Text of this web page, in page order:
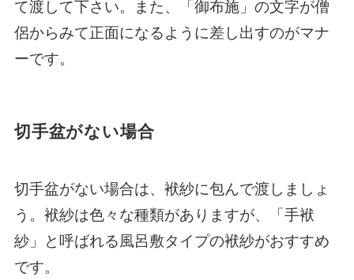
て渡して下さい。また、「御布施」の文字が僧
侶からみて正面になるように差し出すのがマナ
ーです。
切手盆がない場合
切手盆がない場合は、袱紗に包んで渡しましょ
う。袱紗は色々な種類がありますが、「手袱
紗」と呼ばれる風呂敷タイプの袱紗がおすすめ
です。